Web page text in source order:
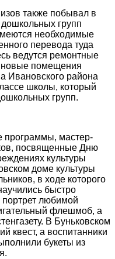
также побывал в
групп
необходимые
перевода туда
ведутся ремонтные
новые помещения
Ивановского района
школы, который
групп.
программы, мастер-
посвященные Дню
культуры
доме культуры
в ходе которого
быстро
портрет любимой
флешмоб, а
В Буньковском
квест, а воспитанники
букеты из